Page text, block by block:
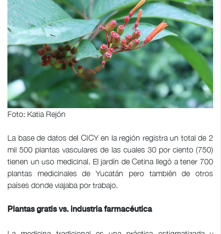
Foto: Katia Rejón
La base de datos del CICY en la región registra un total de 2
mil 500 plantas vasculares de las cuales 30 por ciento (750)
tienen un uso medicinal. El jardín de Cetina llegó a tener 700
plantas medicinales de Yucatán pero también de otros
países donde viajaba por trabajo.
Plantas gratis vs. industria farmacéutica